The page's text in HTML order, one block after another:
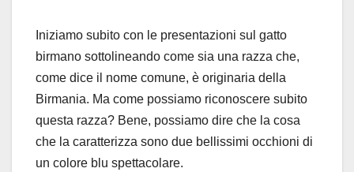
Iniziamo subito con le presentazioni sul gatto
birmano sottolineando come sia una razza che,
come dice il nome comune, è originaria della
Birmania. Ma come possiamo riconoscere subito
questa razza? Bene, possiamo dire che la cosa
che la caratterizza sono due bellissimi occhioni di
un colore blu spettacolare.